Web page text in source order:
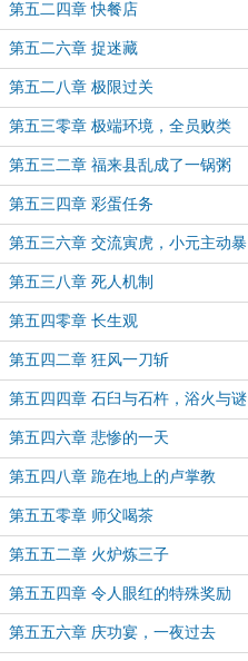
第五二四章 快餐店
第五二六章 捉迷藏
第五二八章 极限过关
第五三零章 极端环境，全员败类
第五三二章 福来县乱成了一锅粥
第五三四章 彩蛋任务
第五三六章 交流寅虎，小元主动暴
线索
第五三八章 死人机制
第五四零章 长生观
第五四二章 狂风一刀斩
第五四四章 石臼与石杵，浴火与谜
底
第五四六章 悲惨的一天
第五四八章 跪在地上的卢掌教
第五五零章 师父喝茶
第五五二章 火炉炼三子
第五五四章 令人眼红的特殊奖励
第五五六章 庆功宴，一夜过去